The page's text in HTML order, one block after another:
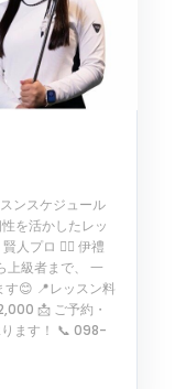
ンスケジュール
を活かしたレッ
人プロ 🏌️‍♀️ 伊禮
上級者まで、 一
す😊 📍レッスン料
📩 ご予約・
ります！ 📞 098-